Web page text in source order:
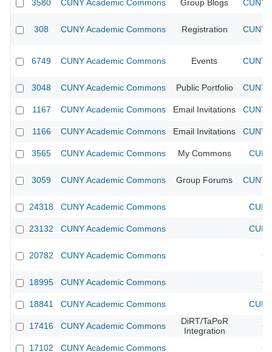
3580 CUNY Academic Commons Group Blogs CUNY
308 CUNY Academic Commons Registration CUNY
6749 CUNY Academic Commons Events CUNY
3048 CUNY Academic Commons Public Portfolio CUNY
1167 CUNY Academic Commons Email Invitations CUNY
1166 CUNY Academic Commons Email Invitations CUNY
3565 CUNY Academic Commons My Commons
3059 CUNY Academic Commons Group Forums CUNY
24318 CUNY Academic Commons
23132 CUNY Academic Commons
20782 CUNY Academic Commons
18995 CUNY Academic Commons
18841 CUNY Academic Commons
17416 CUNY Academic Commons
DiRT/TaPoR
Integration
17102 CUNY Academic Commons